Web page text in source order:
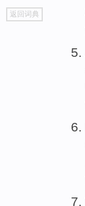
go
top
返回词典